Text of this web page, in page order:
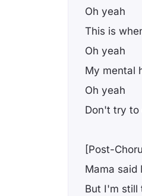
Oh yeah
This is
Oh yeah
My mental
Oh yeah
Don't try to
[Post-
Mama said
But I'm still